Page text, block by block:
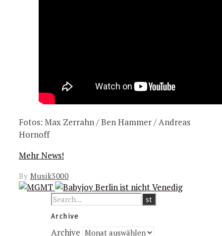
Fotos: Max Zerrahn / Ben Hammer / Andreas
Hornoff
Mehr News!
By Musik3000
Archive
Archive